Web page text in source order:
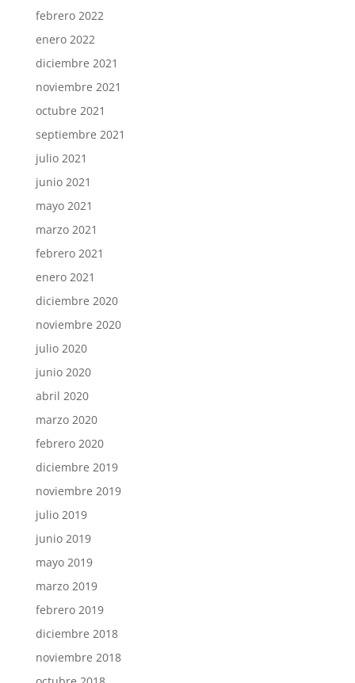
febrero 2022
enero 2022
diciembre 2021
noviembre 2021
octubre 2021
septiembre 2021
julio 2021
junio 2021
mayo 2021
marzo 2021
febrero 2021
enero 2021
diciembre 2020
noviembre 2020
julio 2020
junio 2020
abril 2020
marzo 2020
febrero 2020
diciembre 2019
noviembre 2019
julio 2019
junio 2019
mayo 2019
marzo 2019
febrero 2019
diciembre 2018
noviembre 2018